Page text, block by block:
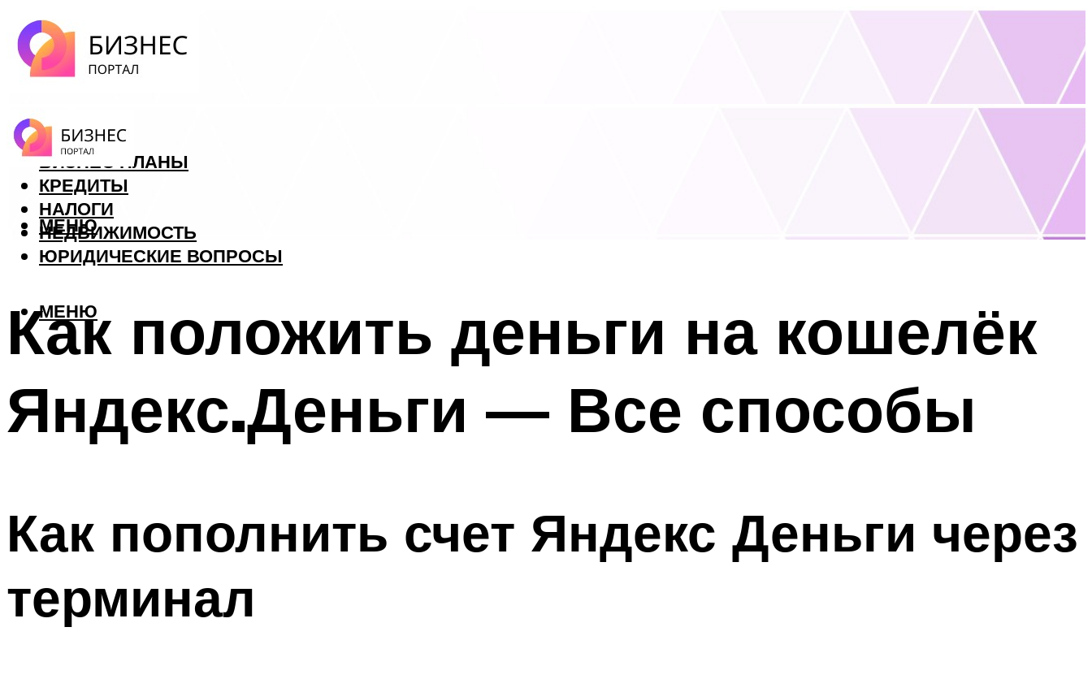
ФОРЕКС
БИЗНЕС ПЛАНЫ
КРЕДИТЫ
НАЛОГИ
НЕДВИЖИМОСТЬ
ЮРИДИЧЕСКИЕ ВОПРОСЫ
МЕНЮ
МЕНЮ
Как положить деньги на кошелёк
Яндекс.Деньги — Все способы
Как пополнить счет Яндекс Деньги через
терминал